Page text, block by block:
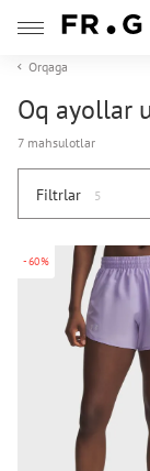
Orqaga
Oq ayollar
7 mahsulotlar
Filtrlar 5
-60%